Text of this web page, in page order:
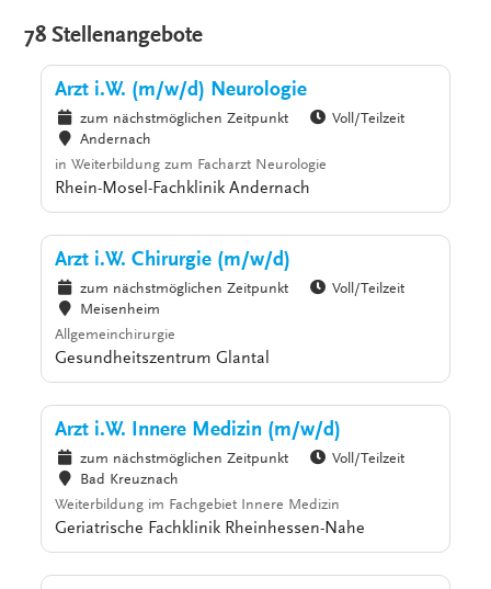
78 Stellenangebote
Arzt i.W. (m/w/d) Neurologie
zum nächstmöglichen Zeitpunkt
Voll/Teilzeit
Andernach
in Weiterbildung zum Facharzt Neurologie
Rhein-Mosel-Fachklinik Andernach
Arzt i.W. Chirurgie (m/w/d)
zum nächstmöglichen Zeitpunkt
Voll/Teilzeit
Meisenheim
Allgemeinchirurgie
Gesundheitszentrum Glantal
Arzt i.W. Innere Medizin (m/w/d)
zum nächstmöglichen Zeitpunkt
Voll/Teilzeit
Bad Kreuznach
Weiterbildung im Fachgebiet Innere Medizin
Geriatrische Fachklinik Rheinhessen-Nahe